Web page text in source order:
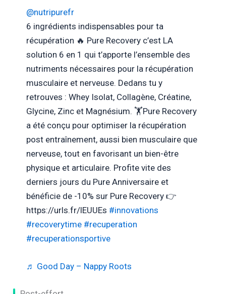
@nutripurefr
6 ingrédients indispensables pour ta
récupération 🔥 Pure Recovery c’est LA
solution 6 en 1 qui t’apporte l’ensemble des
nutriments nécessaires pour la récupération
musculaire et nerveuse. Dedans tu y
retrouves : Whey Isolat, Collagène, Créatine,
Glycine, Zinc et Magnésium. 🏋Pure Recovery
a été conçu pour optimiser la récupération
post entraînement, aussi bien musculaire que
nerveuse, tout en favorisant un bien-être
physique et articulaire. Profite vite des
derniers jours du Pure Anniversaire et
bénéficie de -10% sur Pure Recovery 👉
https://urls.fr/lEUUEs #innovations
#recoverytime #recuperation
#recuperationsportive
♬ Good Day – Nappy Roots